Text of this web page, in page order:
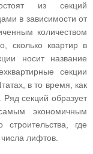
из секций
в зависимости от
количеством
сколько квартир в
носит название
секции
в то время, как
секций образует
экономичным
где
лифтов.